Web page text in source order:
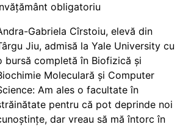
obligatoriu
Gabriela Cîrstoiu, elevă din
Jiu, admisă la Yale University cu
bursă completă în Biofizică și
Moleculară și Computer
Am ales o facultate în
pentru că pot deprinde noi
dar vreau să mă întorc în